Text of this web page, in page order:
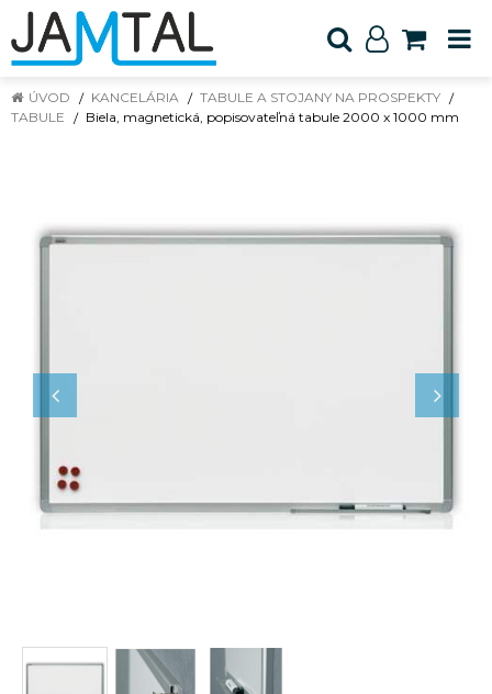
ÚVOD KANCELÁRIA
TABULE A STOJANY NA PROSPEKTY
TABULE
Biela, magnetická, popisovateľná tabule 2000 x 1000 mm